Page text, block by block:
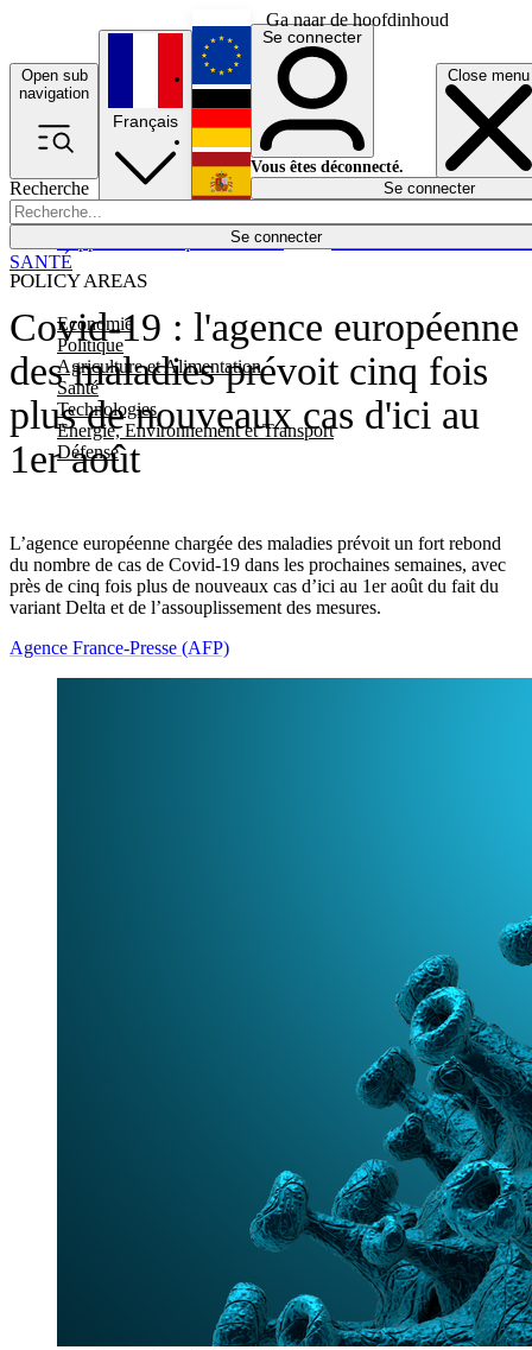
Ga naar de hoofdinhoud
Open sub
navigation
Close menu
Recherche
Se connecter
POLICY AREAS
Economie
Politique
Agriculture et Alimentation
Santé
Technologies
Energie, Environnement et Transport
Défense
Économie
Français
English
Deutsch
Español
Se connecter
Vous êtes déconnecté.
Se connecter
Covid-19 : l'agence européenne
des maladies prévoit cinq fois
plus de nouveaux cas d'ici au
1er août
L’agence européenne chargée des maladies prévoit un fort rebond
du nombre de cas de Covid-19 dans les prochaines semaines, avec
près de cinq fois plus de nouveaux cas d’ici au 1er août du fait du
variant Delta et de l’assouplissement des mesures.
SANTÉ
Agence France-Presse (AFP)